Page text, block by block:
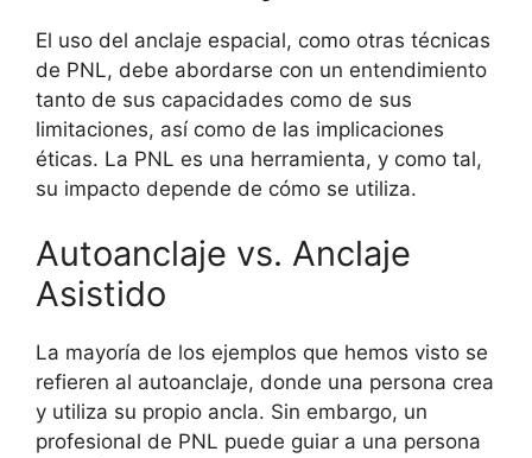
El uso del anclaje espacial, como otras técnicas
de PNL, debe abordarse con un entendimiento
tanto de sus capacidades como de sus
limitaciones, así como de las implicaciones
éticas. La PNL es una herramienta, y como tal,
su impacto depende de cómo se utiliza.
Autoanclaje vs. Anclaje
Asistido
La mayoría de los ejemplos que hemos visto se
refieren al autoanclaje, donde una persona crea
y utiliza su propio ancla. Sin embargo, un
profesional de PNL puede guiar a una persona